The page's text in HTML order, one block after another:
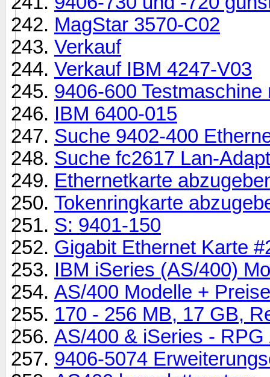
MagStar 3570-C02
Verkauf
Verkauf IBM 4247-V03
9406-600
IBM 6400-015
Suche 9402-400
Suche fc2617 Lan-
Ethernetkarte
Tokenringkarte
S: 9401-150
Gigabit Ethernet Karte
IBM iSeries (AS/400)
AS/400 Modelle + Preise
170 - 256 MB, 17 GB,
AS/400 & iSeries -
9406-5074